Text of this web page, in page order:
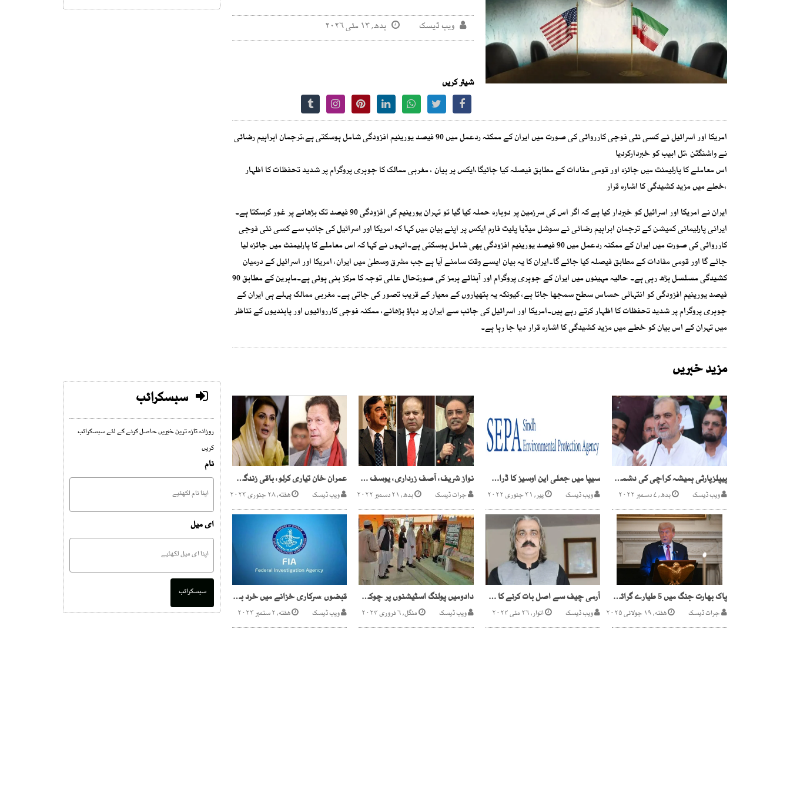
ویب ڈیسک بدھ, ۱۳ مئی ۲۰۲۶
شیئر کریں
امریکا اور اسرائیل نے کسی نئی فوجی کارروائی کی صورت میں ایران کے ممکنہ ردعمل میں 90 فیصد یورینیم افزودگی شامل ہوسکتی ہے،ترجمان ابراہیم رضائی
نے واشنگٹن ،تل ابیب کو خبردارکردیا
اس معاملے کا پارلیمنٹ میں جائزہ اور قومی مفادات کے مطابق فیصلہ کیا جائیگا،ایکس پر بیان ، مغربی ممالک کا جوہری پروگرام پر شدید تحفظات کا اظہار
،خطے میں مزید کشیدگی کا اشارہ قرار
ایران نے امریکا اور اسرائیل کو خبردار کیا ہے کہ اگر اس کی سرزمین پر دوبارہ حملہ کیا گیا تو تہران یورینیم کی افزودگی 90 فیصد تک بڑھانے پر غور کرسکتا ہے۔
ایرانی پارلیمانی کمیشن کے ترجمان ابراہیم رضائی نے سوشل میڈیا پلیٹ فارم ایکس پر اپنے بیان میں کہا کہ امریکا اور اسرائیل کی جانب سے کسی نئی فوجی
کارروائی کی صورت میں ایران کے ممکنہ ردعمل میں 90 فیصد یورینیم افزودگی بھی شامل ہوسکتی ہے۔انہوں نے کہا کہ اس معاملے کا پارلیمنٹ میں جائزہ لیا
جائے گا اور قومی مفادات کے مطابق فیصلہ کیا جائے گا۔ایران کا یہ بیان ایسے وقت سامنے آیا ہے جب مشرق وسطیٰ میں ایران، امریکا اور اسرائیل کے درمیان
کشیدگی مسلسل بڑھ رہی ہے۔ حالیہ مہینوں میں ایران کے جوہری پروگرام اور آبنائے ہرمز کی صورتحال عالمی توجہ کا مرکز بنی ہوئی ہے۔ماہرین کے مطابق 90
فیصد یورینیم افزودگی کو انتہائی حساس سطح سمجھا جاتا ہے، کیونکہ یہ ہتھیاروں کے معیار کے قریب تصور کی جاتی ہے۔ مغربی ممالک پہلے ہی ایران کے
جوہری پروگرام پر شدید تحفظات کا اظہار کرتے رہے ہیں۔امریکا اور اسرائیل کی جانب سے ایران پر دباؤ بڑھانے، ممکنہ فوجی کارروائیوں اور پابندیوں کے تناظر
میں تہران کے اس بیان کو خطے میں مزید کشیدگی کا اشارہ قرار دیا جا رہا ہے۔
مزید خبریں
پیپلزپارٹی ہمیشہ کراچی کی دشمن رہی،حافظ نعیم الرحمن
ویب ڈیسک بدھ, ۷ دسمبر ۲۰۲۲
سیپا میں جعلی این اوسیز کا ڈراپ سین
ویب ڈیسک پیر, ۳۱ جنوری ۲۰۲۲
نواز شریف، آصف زرداری، یوسف رضا گیلانی کے توشہ خانہ ریفرنس واپس
جرات ڈیسک بدھ, ۲۱ دسمبر ۲۰۲۲
عمران خان تیاری کرلو، باقی زندگی روتے گزرے گی، مریم نواز
ویب ڈیسک هفته, ۲۸ جنوری ۲۰۲۳
پاک بھارت جنگ میں 5 طیارے گرائے گئے،ٹرمپ
جرات ڈیسک هفته, ۱۹ جولائی ۲۰۲۵
آرمی چیف سے اصل بات کرنے کا ماحول نہیں ملا، علی امین گنڈاپور
ویب ڈیسک اتوار, ۲۶ مئی ۲۰۲۴
دادومیں پولنگ اسٹیشنوں پر چوکیدار پریزائیڈنگ افسر مقرر
ویب ڈیسک منگل, ۶ فروری ۲۰۲۴
قبضوں ،سرکاری خزانے میں خرد برد100 افراد اسٹاپ لسٹ میں شامل
ویب ڈیسک هفته, ۲ ستمبر ۲۰۲۳
سبسکرائب
روزانہ تازہ ترین خبریں حاصل کرنے کے لئے سبسکرائب
کریں
نام
ای میل
سبسکرائب